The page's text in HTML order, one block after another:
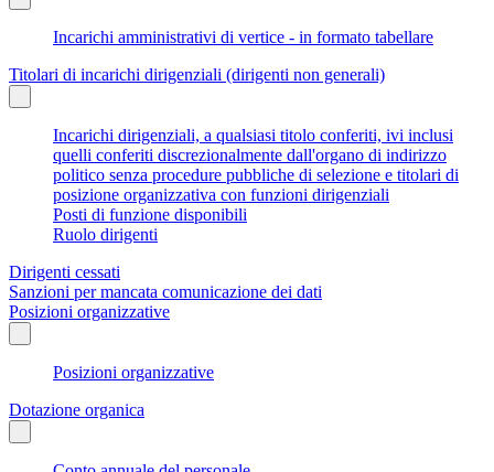
Incarichi amministrativi di vertice - in formato tabellare
Titolari di incarichi dirigenziali (dirigenti non generali)
Incarichi dirigenziali, a qualsiasi titolo conferiti, ivi inclusi
quelli conferiti discrezionalmente dall'organo di indirizzo
politico senza procedure pubbliche di selezione e titolari di
posizione organizzativa con funzioni dirigenziali
Posti di funzione disponibili
Ruolo dirigenti
Dirigenti cessati
Sanzioni per mancata comunicazione dei dati
Posizioni organizzative
Posizioni organizzative
Dotazione organica